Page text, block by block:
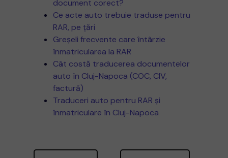
document corect?
Ce acte auto trebuie traduse pentru
RAR, pe țări
Greșeli frecvente care întârzie
înmatricularea la RAR
Cât costă traducerea documentelor
auto în Cluj-Napoca (COC, CIV,
factură)
Traduceri auto pentru RAR și
înmatriculare în Cluj-Napoca